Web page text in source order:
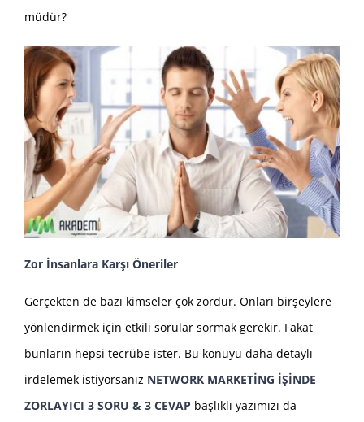
müdür?
Zor İnsanlara Karşı Öneriler
Gerçekten de bazı kimseler çok zordur. Onları birşeylere
yönlendirmek için etkili sorular sormak gerekir. Fakat
bunların hepsi tecrübe ister. Bu konuyu daha detaylı
irdelemek istiyorsanız NETWORK MARKETİNG İŞİNDE
ZORLAYICI 3 SORU & 3 CEVAP başlıklı yazımızı da